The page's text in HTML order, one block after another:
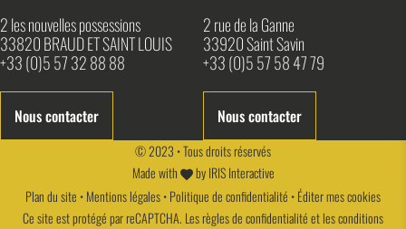
2 les nouvelles possessions
33820 BRAUD ET SAINT LOUIS
+33 (0)5 57 32 88 88
Nous contacter
2 rue de la Ganne
33920 Saint Savin
+33 (0)5 57 58 47 79
Nous contacter
© 2023 • Tous droits réservés
Made with
byIRIS Interactive
Plan du site •Mentions légales•Politique de confidentialité •Éditer mes cookies
Ce site est protégé par reCAPTCHA. Lesrègles de confidentialitéet lesconditions